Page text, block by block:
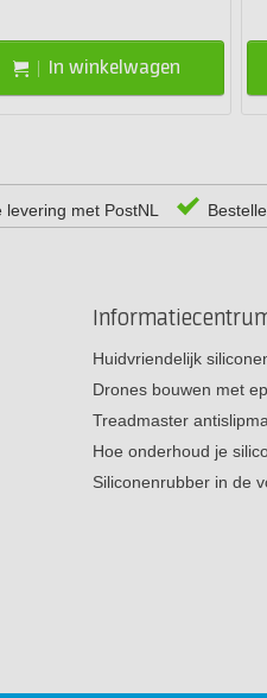
In winkelwagen
levering met PostNL
Huidvriendelijk
Drones bouwen met
Treadmaster
Hoe onderhoud je
Siliconenrubber in de